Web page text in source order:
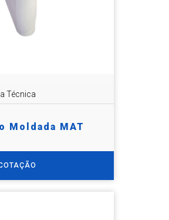
Técnica
Moldada MAT